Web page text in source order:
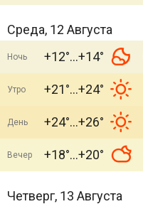
Среда, 12 Августа
Ночь +12° +14°
Утро +21° +24°
День +24° +26°
Вечер +18° +20°
Четверг, 13 Августа